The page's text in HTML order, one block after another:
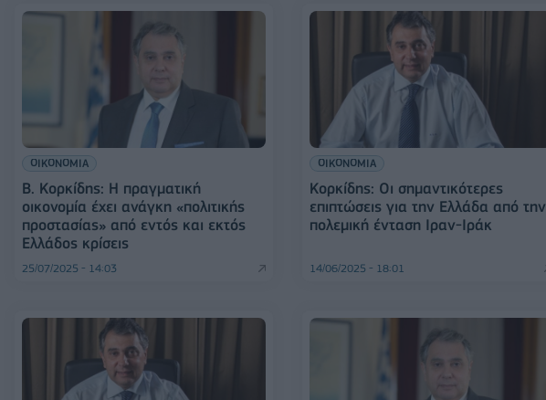
ΟΙΚΟΝΟΜΙΑ
Β. Κορκίδης: Η πραγματική
οικονομία έχει ανάγκη «πολιτικής
προστασίας» από εντός και εκτός
Ελλάδος κρίσεις
25/07/2025 - 14:03
ΟΙΚΟΝΟΜΙΑ
Κορκίδης: Οι σημαντικότερες
επιπτώσεις για την Ελλάδα από την
πολεμική ένταση Ιραν-Ιράκ
14/06/2025 - 18:01